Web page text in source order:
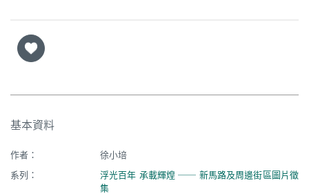
基本資料
作者：
徐小培
系列：
浮光百年 承載輝煌 ── 新馬路及周邊街區圖片徵
集